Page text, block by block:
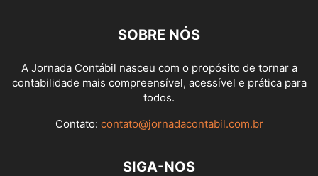
SOBRE NÓS
A Jornada Contábil nasceu com o propósito de tornar a
contabilidade mais compreensível, acessível e prática para
todos.
Contato: contato@jornadacontabil.com.br
SIGA-NOS